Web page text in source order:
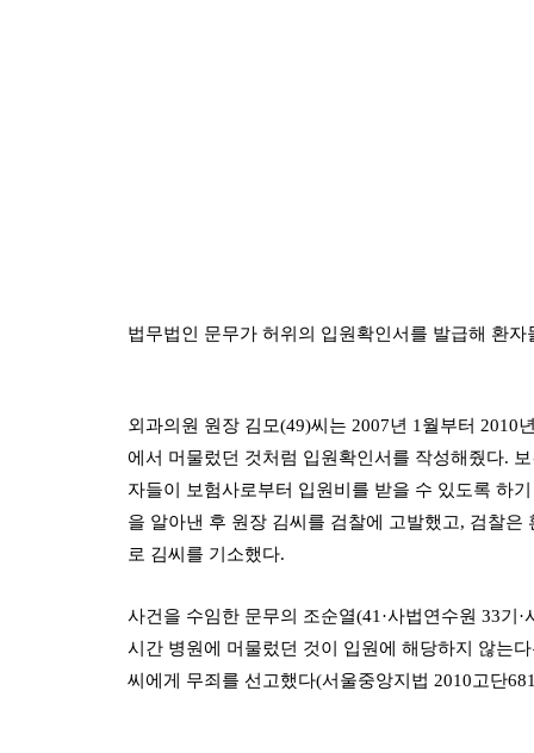
법무법인 문무가 허위의 입원확인서를 발급해 환
외과의원 원장 김모(49)씨는 2007년 1월부터 2010
에서 머물렀던 것처럼 입원확인서를 작성해줬다.
자들이 보험사로부터 입원비를 받을 수 있도록 하
을 알아낸 후 원장 김씨를 검찰에 고발했고, 검찰
로 김씨를 기소했다.
사건을 수임한 문무의 조순열(41·사법연수원 33기
시간 병원에 머물렀던 것이 입원에 해당하지 않는
씨에게 무죄를 선고했다(서울중앙지법 2010고단